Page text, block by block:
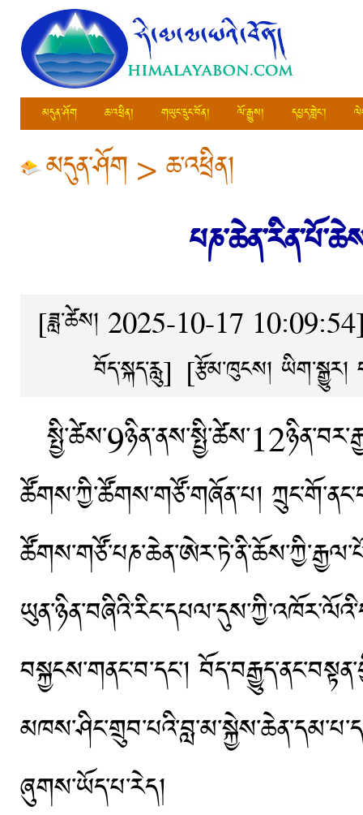
མདུན་ཤོག ཆ་འཕྲིན། གཡུང་དྲུང་བོན། ལོ་རྒྱུས། དཔྱད་གླེང་།
མདུན་ཤོག >ཆ་འཕྲིན།
[ཟླ་ཚེས། 2025-10-17
བོད་སྐད་རླུ] [རྩོམ་ཁུངས། ཡིག་སྒྱུར།
ཚོགས་ཀྱི་ཚོགས་གཙོ་གཞོན་པ།
བསྐྱངས་གནང་བ་དང་།
ཞུགས་ཡོད་པ་རེད།